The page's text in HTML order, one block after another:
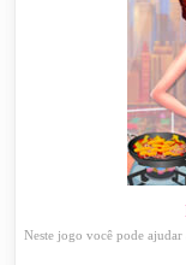
Neste jogo você pode